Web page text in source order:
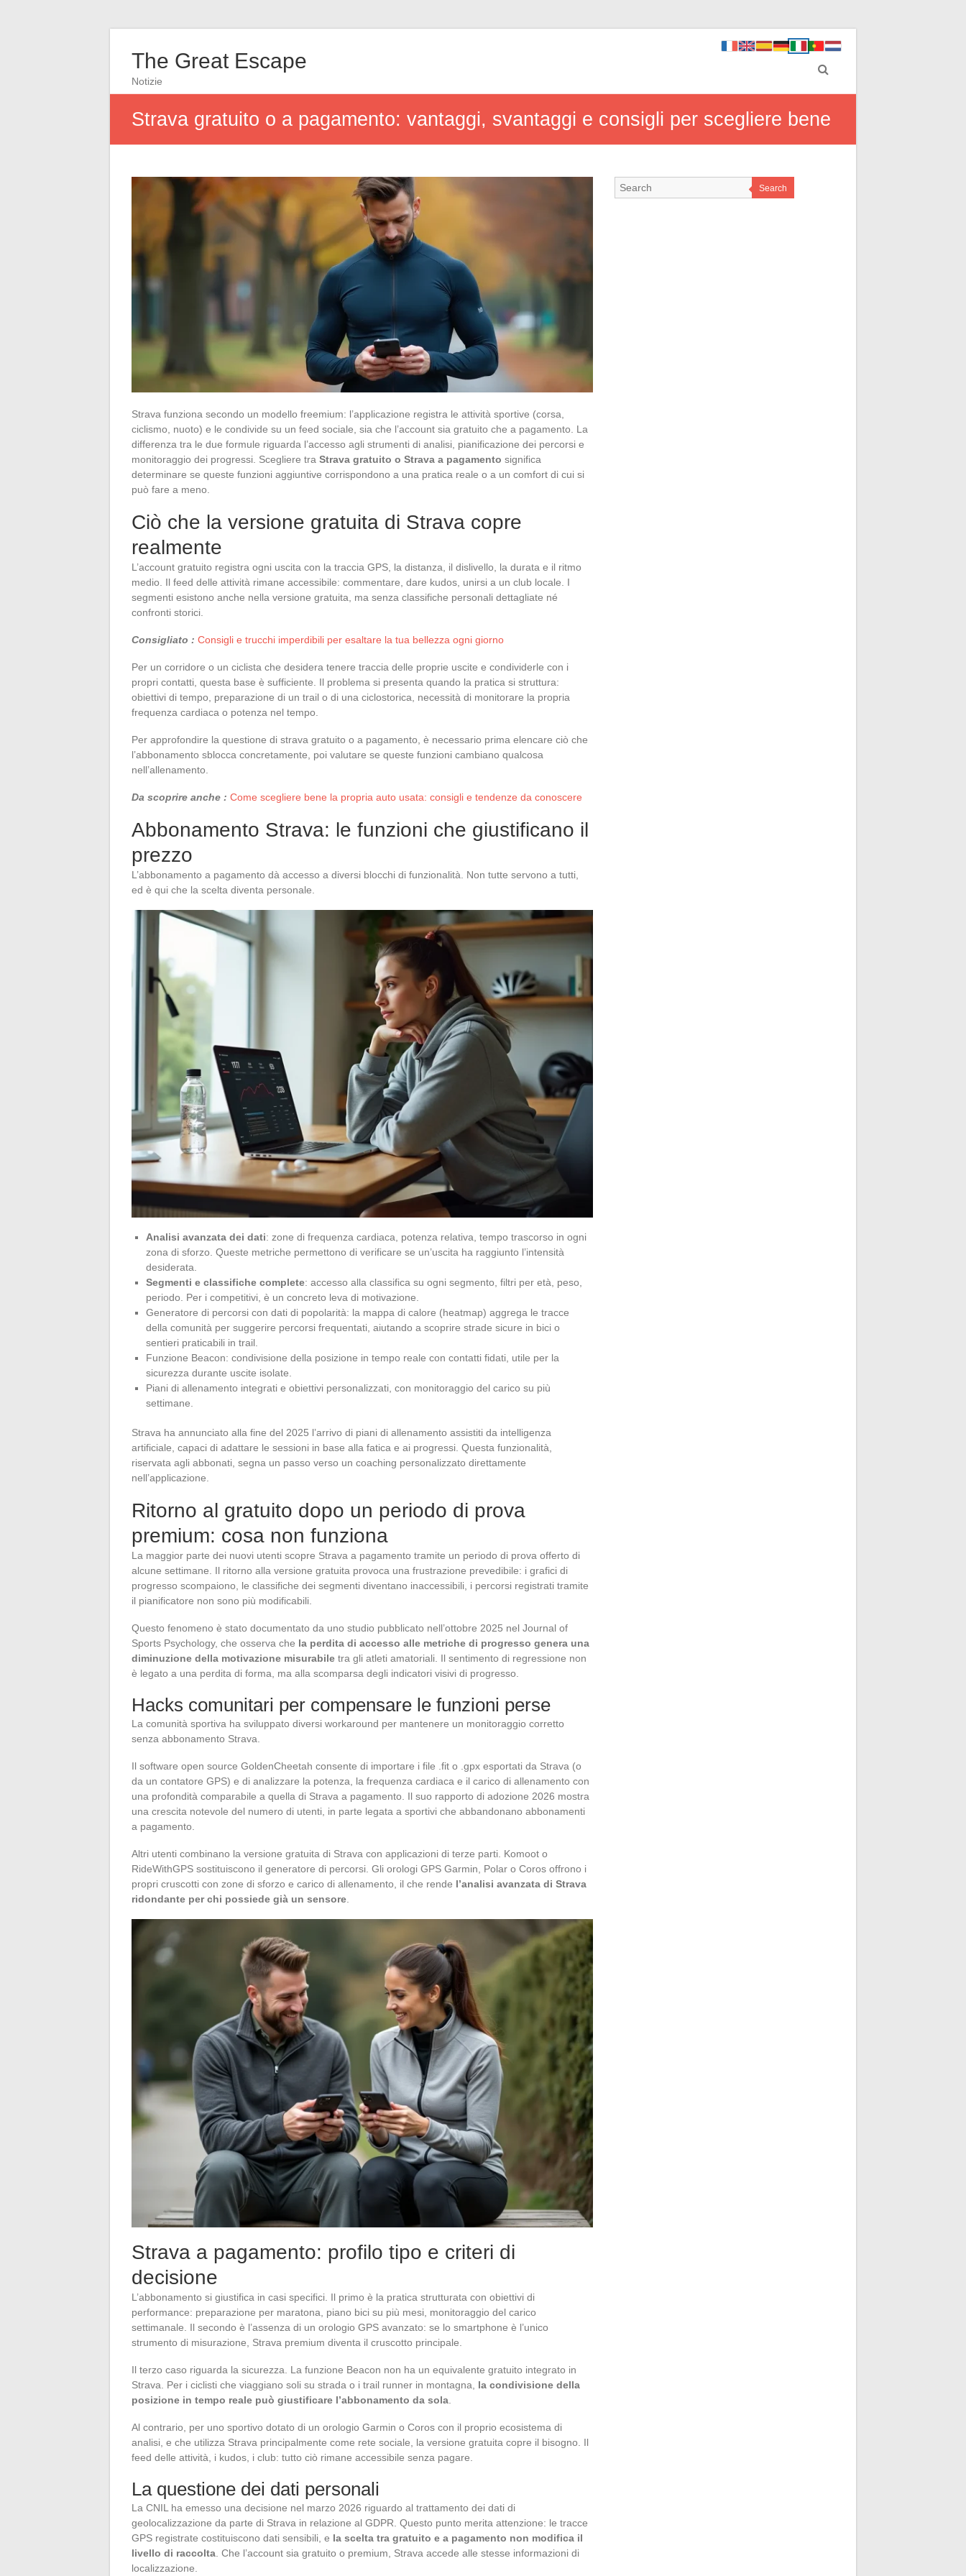
The Great Escape
Notizie
Strava gratuito o a pagamento: vantaggi, svantaggi e consigli per scegliere bene
Strava funziona secondo un modello freemium: l’applicazione registra le attività sportive (corsa,
ciclismo, nuoto) e le condivide su un feed sociale, sia che l’account sia gratuito che a pagamento. La
differenza tra le due formule riguarda l’accesso agli strumenti di analisi, pianificazione dei percorsi e
monitoraggio dei progressi. Scegliere tra Strava gratuito o Strava a pagamento significa
determinare se queste funzioni aggiuntive corrispondono a una pratica reale o a un comfort di cui si
può fare a meno.
Ciò che la versione gratuita di Strava copre
realmente
L’account gratuito registra ogni uscita con la traccia GPS, la distanza, il dislivello, la durata e il ritmo
medio. Il feed delle attività rimane accessibile: commentare, dare kudos, unirsi a un club locale. I
segmenti esistono anche nella versione gratuita, ma senza classifiche personali dettagliate né
confronti storici.
Consigliato : Consigli e trucchi imperdibili per esaltare la tua bellezza ogni giorno
Per un corridore o un ciclista che desidera tenere traccia delle proprie uscite e condividerle con i
propri contatti, questa base è sufficiente. Il problema si presenta quando la pratica si struttura:
obiettivi di tempo, preparazione di un trail o di una ciclostorica, necessità di monitorare la propria
frequenza cardiaca o potenza nel tempo.
Per approfondire la questione di strava gratuito o a pagamento, è necessario prima elencare ciò che
l’abbonamento sblocca concretamente, poi valutare se queste funzioni cambiano qualcosa
nell’allenamento.
Da scoprire anche : Come scegliere bene la propria auto usata: consigli e tendenze da conoscere
Abbonamento Strava: le funzioni che giustificano il
prezzo
L’abbonamento a pagamento dà accesso a diversi blocchi di funzionalità. Non tutte servono a tutti,
ed è qui che la scelta diventa personale.
Analisi avanzata dei dati: zone di frequenza cardiaca, potenza relativa, tempo trascorso in ogni
zona di sforzo. Queste metriche permettono di verificare se un’uscita ha raggiunto l’intensità
desiderata.
Segmenti e classifiche complete: accesso alla classifica su ogni segmento, filtri per età, peso,
periodo. Per i competitivi, è un concreto leva di motivazione.
Generatore di percorsi con dati di popolarità: la mappa di calore (heatmap) aggrega le tracce
della comunità per suggerire percorsi frequentati, aiutando a scoprire strade sicure in bici o
sentieri praticabili in trail.
Funzione Beacon: condivisione della posizione in tempo reale con contatti fidati, utile per la
sicurezza durante uscite isolate.
Piani di allenamento integrati e obiettivi personalizzati, con monitoraggio del carico su più
settimane.
Strava ha annunciato alla fine del 2025 l’arrivo di piani di allenamento assistiti da intelligenza
artificiale, capaci di adattare le sessioni in base alla fatica e ai progressi. Questa funzionalità,
riservata agli abbonati, segna un passo verso un coaching personalizzato direttamente
nell’applicazione.
Ritorno al gratuito dopo un periodo di prova
premium: cosa non funziona
La maggior parte dei nuovi utenti scopre Strava a pagamento tramite un periodo di prova offerto di
alcune settimane. Il ritorno alla versione gratuita provoca una frustrazione prevedibile: i grafici di
progresso scompaiono, le classifiche dei segmenti diventano inaccessibili, i percorsi registrati tramite
il pianificatore non sono più modificabili.
Questo fenomeno è stato documentato da uno studio pubblicato nell’ottobre 2025 nel Journal of
Sports Psychology, che osserva che la perdita di accesso alle metriche di progresso genera una
diminuzione della motivazione misurabile tra gli atleti amatoriali. Il sentimento di regressione non
è legato a una perdita di forma, ma alla scomparsa degli indicatori visivi di progresso.
Hacks comunitari per compensare le funzioni perse
La comunità sportiva ha sviluppato diversi workaround per mantenere un monitoraggio corretto
senza abbonamento Strava.
Il software open source GoldenCheetah consente di importare i file .fit o .gpx esportati da Strava (o
da un contatore GPS) e di analizzare la potenza, la frequenza cardiaca e il carico di allenamento con
una profondità comparabile a quella di Strava a pagamento. Il suo rapporto di adozione 2026 mostra
una crescita notevole del numero di utenti, in parte legata a sportivi che abbandonano abbonamenti
a pagamento.
Altri utenti combinano la versione gratuita di Strava con applicazioni di terze parti. Komoot o
RideWithGPS sostituiscono il generatore di percorsi. Gli orologi GPS Garmin, Polar o Coros offrono i
propri cruscotti con zone di sforzo e carico di allenamento, il che rende l’analisi avanzata di Strava
ridondante per chi possiede già un sensore.
Strava a pagamento: profilo tipo e criteri di
decisione
L’abbonamento si giustifica in casi specifici. Il primo è la pratica strutturata con obiettivi di
performance: preparazione per maratona, piano bici su più mesi, monitoraggio del carico
settimanale. Il secondo è l’assenza di un orologio GPS avanzato: se lo smartphone è l’unico
strumento di misurazione, Strava premium diventa il cruscotto principale.
Il terzo caso riguarda la sicurezza. La funzione Beacon non ha un equivalente gratuito integrato in
Strava. Per i ciclisti che viaggiano soli su strada o i trail runner in montagna, la condivisione della
posizione in tempo reale può giustificare l’abbonamento da sola
Al contrario, per uno sportivo dotato di un orologio Garmin o Coros con il proprio ecosistema di
analisi, e che utilizza Strava principalmente come rete sociale, la versione gratuita copre il bisogno. Il
feed delle attività, i kudos, i club: tutto ciò rimane accessibile senza pagare.
La questione dei dati personali
La CNIL ha emesso una decisione nel marzo 2026 riguardo al trattamento dei dati di
geolocalizzazione da parte di Strava in relazione al GDPR. Questo punto merita attenzione: le tracce
GPS registrate costituiscono dati sensibili, e la scelta tra gratuito e a pagamento non modifica il
livello di raccolta . Che l’account sia gratuito o premium, Strava accede alle stesse informazioni di
localizzazione.
Search